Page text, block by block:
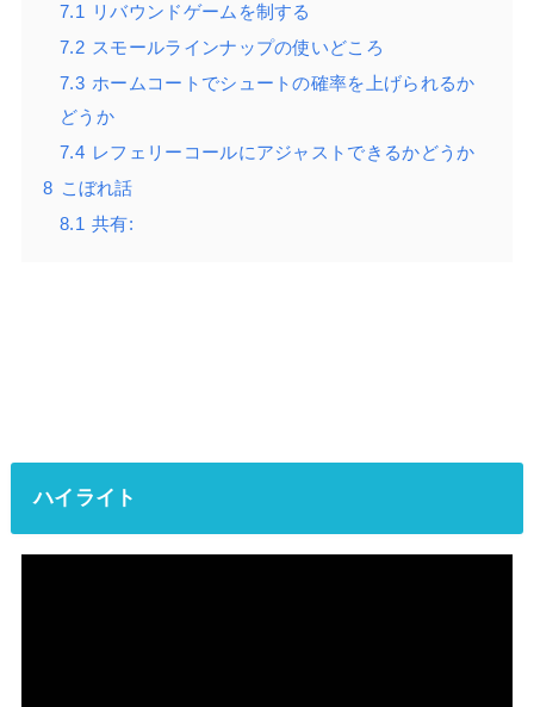
7.1
リバウンドゲームを制する
7.2 スモールラインナップの使いどころ
7.3 ホームコートでシュートの確率を上げられるか
どうか
7.4 レフェリーコールにアジャストできるかどうか
8 こぼれ話
8.1 共有:
ハイライト